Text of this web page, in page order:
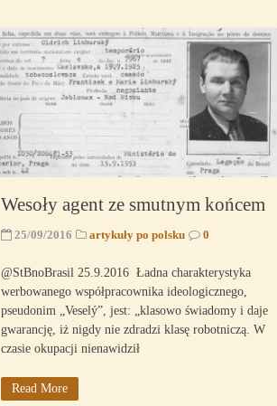
Wesoły agent ze smutnym końcem
25/09/2016 artykuły po polsku 0
@StBnoBrasil 25.9.2016 Ładna charakterystyka
werbowanego współpracownika ideologicznego,
pseudonim „Veselý”, jest: „klasowo świadomy i daje
gwarancję, iż nigdy nie zdradzi klasę robotniczą. W
czasie okupacji nienawidził
Read More